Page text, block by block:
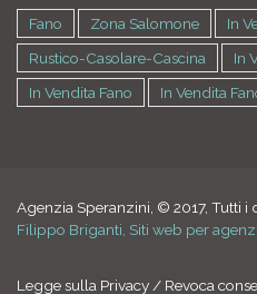
Fano Zona Salomone
In
Rustico-Casolare-Cascina
In
In Vendita Fano
In Vendita
Agenzia Speranzini, © 2017, Tutti i
Filippo Briganti, Siti web per
Legge sulla Privacy / Revoca